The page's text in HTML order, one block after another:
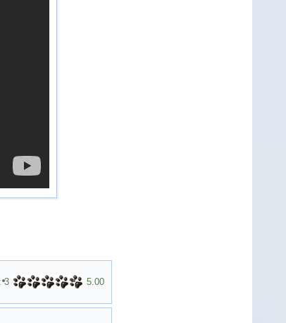
3 5.00